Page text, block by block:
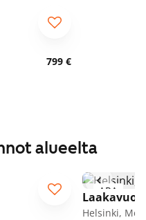
799 €
alueelta
ARA
Helsinki,